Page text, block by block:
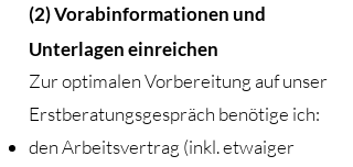
(2) Vorabinformationen und
Unterlagen einreichen
Zur optimalen Vorbereitung auf unser
Erstberatungsgespräch benötige ich:
den Arbeitsvertrag (inkl. etwaiger